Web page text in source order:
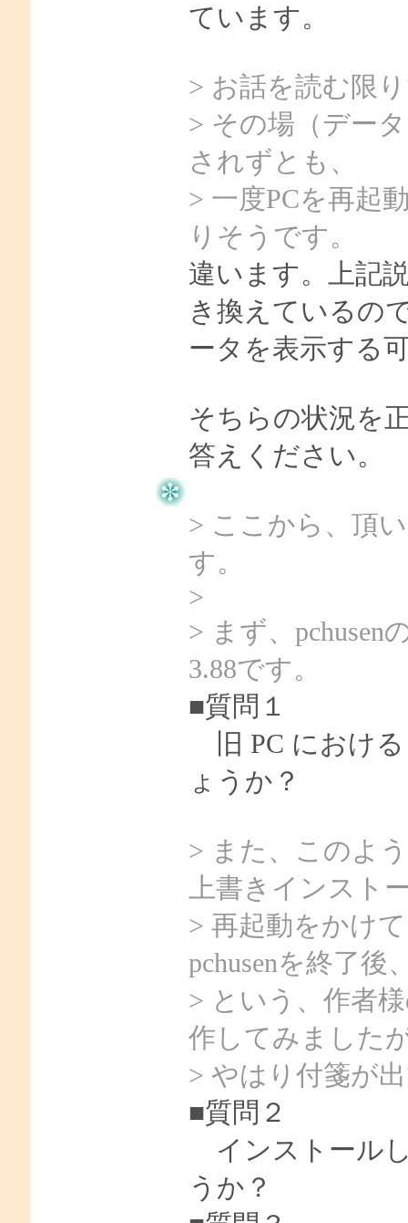
ています。
> お話を読む限
> その場（デー
されずとも、
> 一度PCを再起
りそうです。
違います。上記
き換えているの
ータを表示する
そちらの状況を
答えください。
> ここから、頂
す。
>
> まず、
3.88です。
■質問１
旧 PC における
ょうか？
> また、このよ
上書きインスト
> 再起動をかけ
pchusenを終了
> という、作者
作してみました
> やはり付箋が
■質問２
インストールし
うか？